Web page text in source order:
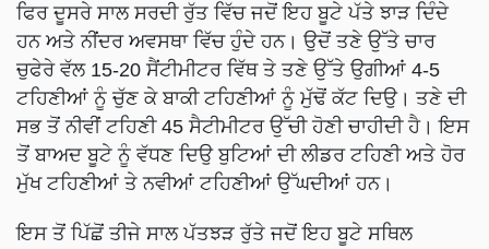
ਫਿਰ ਦੂਸਰੇ ਸਾਲ ਸਰਦੀ ਰੁੱਤ ਵਿੱਚ ਜਦੋਂ ਇਹ ਬੂਟੇ ਪੱਤੇ ਝਾੜ ਦਿੰਦੇ
ਹਨ ਅਤੇ ਨੀਂਦਰ ਅਵਸਥਾ ਵਿੱਚ ਹੁੰਦੇ ਹਨ। ਉਦੋਂ ਤਣੇ ਉੱਤੇ ਚਾਰ
ਚੁਫੇਰੇ ਵੱਲ 15-20 ਸੈਂਟੀਮੀਟਰ ਵਿੱਥ ਤੇ ਤਣੇ ਉੱਤੇ ਉਗੀਆਂ 4-5
ਟਹਿਣੀਆਂ ਨੂੰ ਚੁੱਣ ਕੇ ਬਾਕੀ ਟਹਿਣੀਆਂ ਨੂੰ ਮੁੱਢੋਂ ਕੱਟ ਦਿਉ। ਤਣੇ ਦੀ
ਸਭ ਤੋਂ ਨੀਵੀਂ ਟਹਿਣੀ 45 ਸੈਟੀਮੀਟਰ ਉੱਚੀ ਹੋਣੀ ਚਾਹੀਦੀ ਹੈ। ਇਸ
ਤੋਂ ਬਾਅਦ ਬੂਟੇ ਨੂੰ ਵੱਧਣ ਦਿਉ ਬੁਟਿਆਂ ਦੀ ਲੀਡਰ ਟਹਿਣੀ ਅਤੇ ਹੋਰ
ਮੁੱਖ ਟਹਿਣੀਆਂ ਤੇ ਨਵੀਆਂ ਟਹਿਣੀਆਂ ਉੱਘਦੀਆਂ ਹਨ।
ਇਸ ਤੋਂ ਪਿੱਛੋਂ ਤੀਜੇ ਸਾਲ ਪੱਤਝੜ ਰੁੱਤੇ ਜਦੋਂ ਇਹ ਬੂਟੇ ਸਥਿਲ